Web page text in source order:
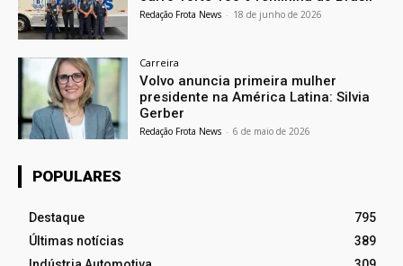
Redação Frota News - 18 de junho de 2026
Carreira
Volvo anuncia primeira mulher
presidente na América Latina: Silvia
Gerber
Redação Frota News - 6 de maio de 2026
POPULARES
Destaque
795
Últimas notícias
389